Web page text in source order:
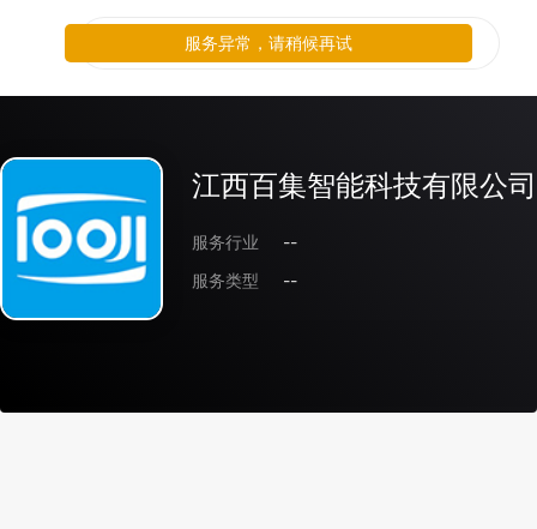
江西百集智能科技有限公司
服务行业
--
服务类型
--
服务异常，请稍候再试